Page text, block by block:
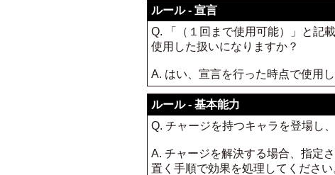
ルール - 宣言
Q. 「（１回まで使用可能）」と記
使用した扱いになりますか？
A. はい、宣言を行った時点で使用
ルール - 基本能力
Q. チャージを持つキャラを登場し
A. チャージを解決する場合、指定
置く手順で効果を処理してくださ